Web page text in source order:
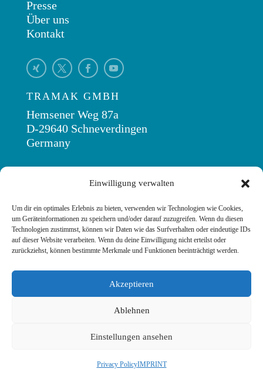
Einwilligung verwalten
Um dir ein optimales Erlebnis zu bieten, verwenden wir Technologien wie Cookies,
um Geräteinformationen zu speichern und/oder darauf zuzugreifen. Wenn du diesen
Technologien zustimmst, können wir Daten wie das Surfverhalten oder eindeutige IDs
auf dieser Website verarbeiten. Wenn du deine Einwilligung nicht erteilst oder
zurückziehst, können bestimmte Merkmale und Funktionen beeinträchtigt werden.
Akzeptieren
Ablehnen
Einstellungen ansehen
Privacy PolicyIMPRINT
Presse
Über uns
Kontakt
TRAMAK GMBH
Hemsener Weg 87a
D-29640 Schneverdingen
Germany
SEND AN E-MAIL